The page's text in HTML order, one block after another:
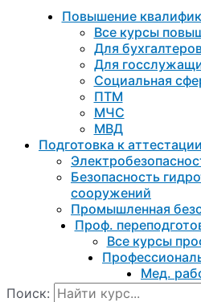
Повышение
Все курсы
Для
Для
Социальная
ПТМ
МЧС
МВД
Подготовка к aттестации
Безопасность
сооружений
Промышленная
Проф.
Все курсы
Мед.
Поиск: